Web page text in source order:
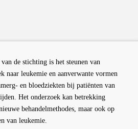
de stichting is het steunen van
naar leukemie en aanverwante vormen
en bloedziekten bij patiënten van
Het onderzoek kan betrekking
behandelmethodes, maar ook op
van leukemie.